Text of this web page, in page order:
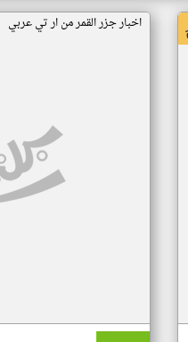
اخبار جزر القمر من ار تي عربي